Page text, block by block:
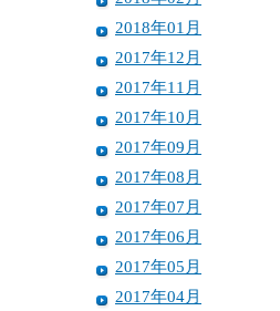
2018年01月
2017年12月
2017年11月
2017年10月
2017年09月
2017年08月
2017年07月
2017年06月
2017年05月
2017年04月